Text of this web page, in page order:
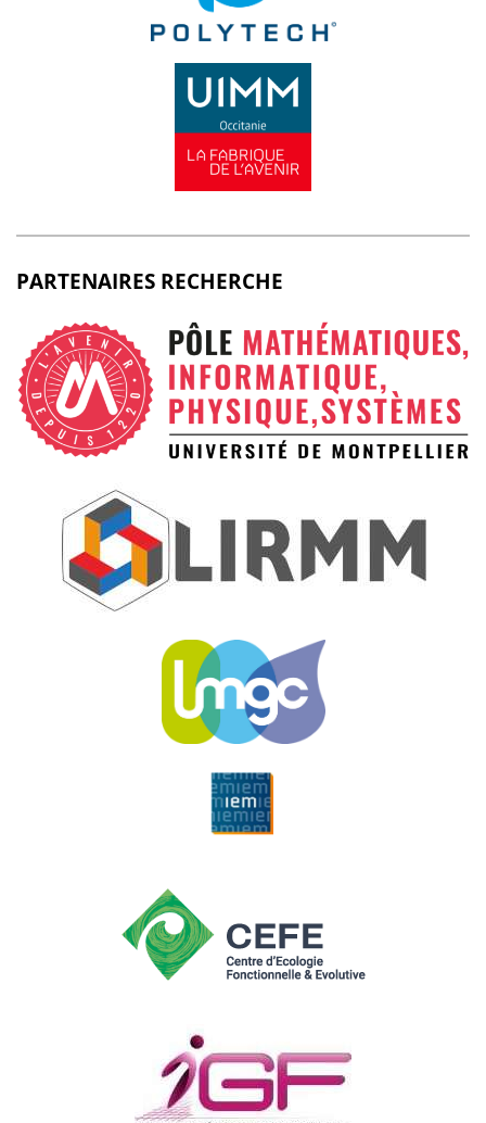
PARTENAIRES RECHERCHE